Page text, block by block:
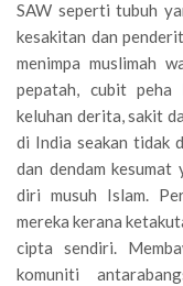
SAW seperti tubuh
kesakitan dan
menimpa muslimah
pepatah, cubit peha
keluhan derita, sakit
di India seakan tidak
dan dendam kesumat
diri musuh Islam.
mereka kerana
cipta sendiri.
komuniti